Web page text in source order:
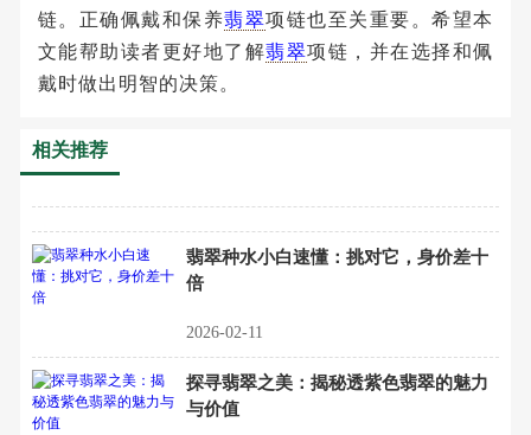
链。正确佩戴和保养翡翠项链也至关重要。希望本
文能帮助读者更好地了解翡翠项链，并在选择和佩
戴时做出明智的决策。
相关推荐
翡翠种水小白速懂：挑对它，身价差十
倍
2026-02-11
探寻翡翠之美：揭秘透紫色翡翠的魅力
与价值